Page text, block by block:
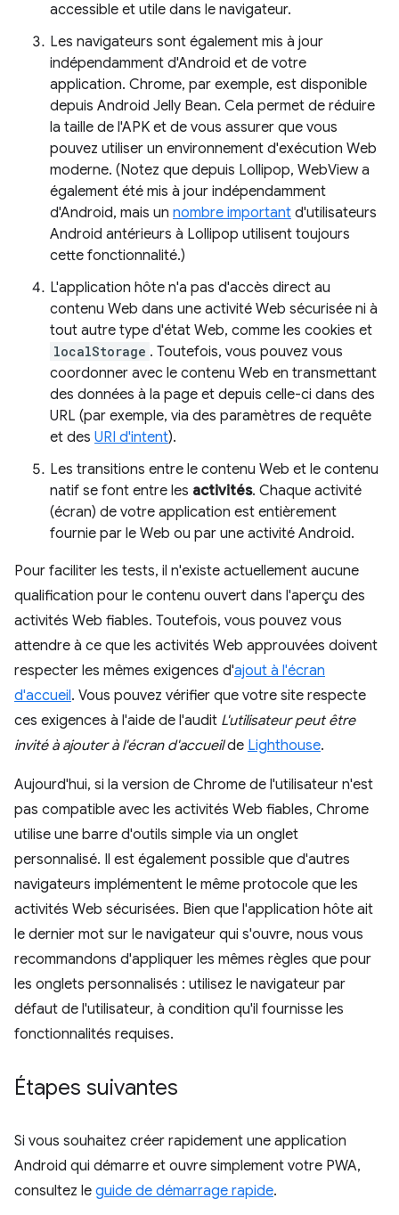
accessible et utile dans le navigateur.
Les navigateurs sont également mis à jour
indépendamment d'Android et de votre
application. Chrome, par exemple, est disponible
depuis Android Jelly Bean. Cela permet de réduire
la taille de l'APK et de vous assurer que vous
pouvez utiliser un environnement d'exécution Web
moderne. (Notez que depuis Lollipop, WebView a
également été mis à jour indépendamment
d'Android, mais un nombre important d'utilisateurs
Android antérieurs à Lollipop utilisent toujours
cette fonctionnalité.)
L'application hôte n'a pas d'accès direct au
contenu Web dans une activité Web sécurisée ni à
tout autre type d'état Web, comme les cookies et
localStorage . Toutefois, vous pouvez vous
coordonner avec le contenu Web en transmettant
des données à la page et depuis celle-ci dans des
URL (par exemple, via des paramètres de requête
et des URI d'intent).
Les transitions entre le contenu Web et le contenu
natif se font entre les activités. Chaque activité
(écran) de votre application est entièrement
fournie par le Web ou par une activité Android.
Pour faciliter les tests, il n'existe actuellement aucune
qualification pour le contenu ouvert dans l'aperçu des
activités Web fiables. Toutefois, vous pouvez vous
attendre à ce que les activités Web approuvées doivent
respecter les mêmes exigences d'ajout à l'écran
d'accueil. Vous pouvez vérifier que votre site respecte
ces exigences à l'aide de l'audit L'utilisateur peut être
invité à ajouter à l'écran d'accueilde Lighthouse.
Aujourd'hui, si la version de Chrome de l'utilisateur n'est
pas compatible avec les activités Web fiables, Chrome
utilise une barre d'outils simple via un onglet
personnalisé. Il est également possible que d'autres
navigateurs implémentent le même protocole que les
activités Web sécurisées. Bien que l'application hôte ait
le dernier mot sur le navigateur qui s'ouvre, nous vous
recommandons d'appliquer les mêmes règles que pour
les onglets personnalisés : utilisez le navigateur par
défaut de l'utilisateur, à condition qu'il fournisse les
fonctionnalités requises.
Étapes suivantes
Si vous souhaitez créer rapidement une application
Android qui démarre et ouvre simplement votre PWA,
consultez le guide de démarrage rapide.